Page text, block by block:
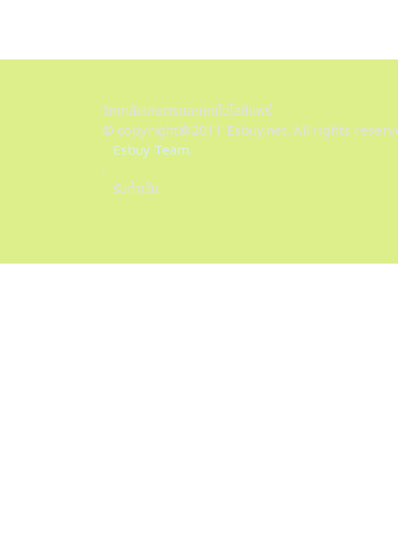
วิทยาลัยเกษตรและเทคโนโลยีแพร่
© copyright@2011 Esbuy.net. All rights
Esbuy Team.
,
รับทำเว็บ